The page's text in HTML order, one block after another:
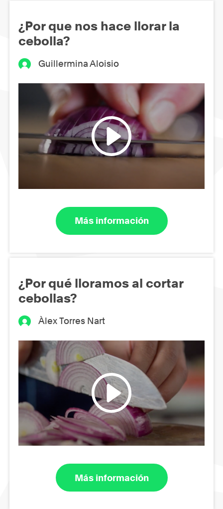
¿Por que nos hace llorar la
cebolla?
Guillermina Aloisio
Más información
¿Por qué lloramos al cortar
cebollas?
Àlex Torres Nart
Más información